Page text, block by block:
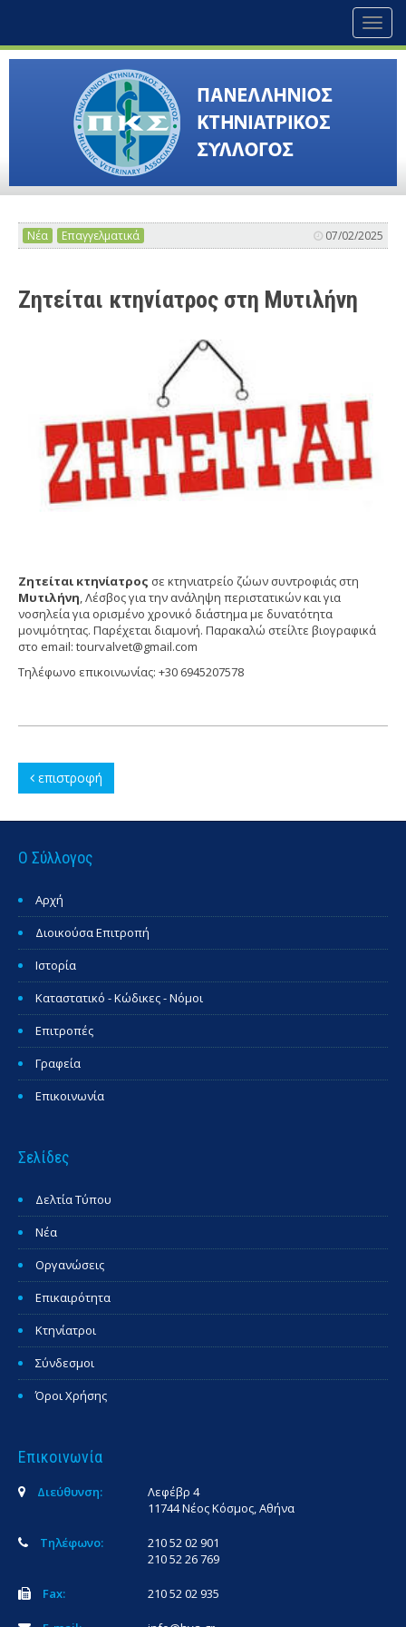
Νέα Επαγγελματικά 07/02/2025
Ζητείται κτηνίατρος στη Μυτιλήνη
Ζητείται κτηνίατρος σε κτηνιατρείο ζώων συντροφιάς στη
Μυτιλήνη, Λέσβος για την ανάληψη περιστατικών και για
νοσηλεία για ορισμένο χρονικό διάστημα με δυνατότητα
μονιμότητας. Παρέχεται διαμονή. Παρακαλώ στείλτε βιογραφικά
στο email: tourvalvet@gmail.com
Τηλέφωνο επικοινωνίας: +30 6945207578
επιστροφή
Ο Σύλλογος
Αρχή
Διοικούσα Επιτροπή
Ιστορία
Καταστατικό - Κώδικες - Νόμοι
Επιτροπές
Γραφεία
Επικοινωνία
Σελίδες
Δελτία Τύπου
Νέα
Οργανώσεις
Επικαιρότητα
Κτηνίατροι
Σύνδεσμοι
Όροι Χρήσης
Επικοινωνία
Διεύθυνση:
Λεφέβρ 4
11744 Νέος Κόσμος, Αθήνα
Τηλέφωνο:
210 52 02 901
210 52 26 769
Fax: 210 52 02 935